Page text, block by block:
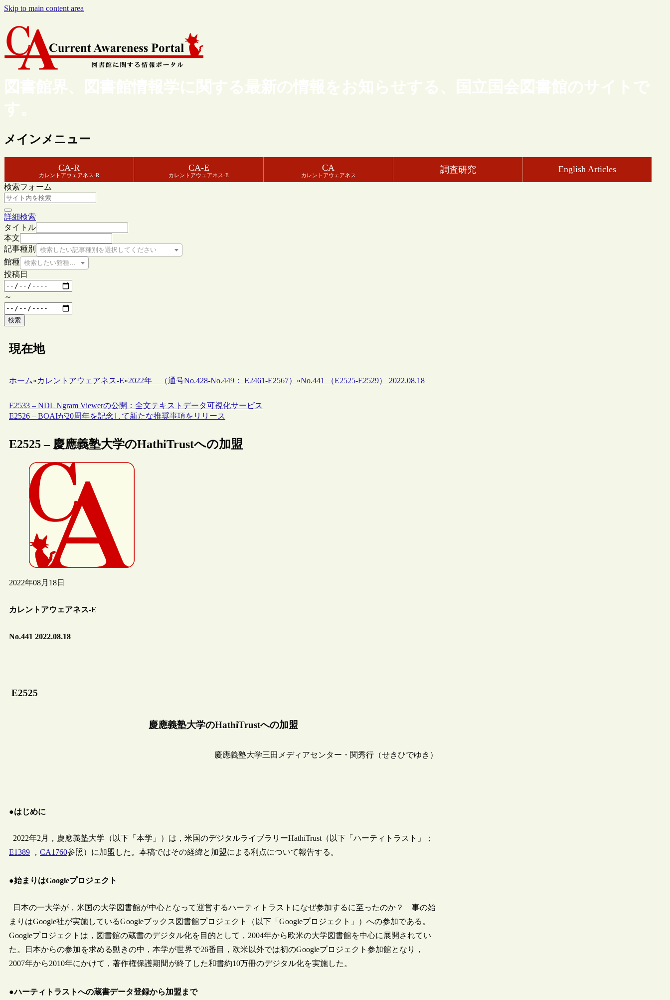
Skip to main content area
図書館界、図書館情報学に関する最新の情報をお知らせする、国立国会図書館のサイトで
す。
メインメニュー
CA-R
カレントアウェアネス-R
CA-E
カレントアウェアネス-E
CA
カレントアウェアネス
調査研究 English Articles
検索フォーム
詳細検索
タイトル
本文
記事種別
検索したい記事種別を選択してください
館種 検索したい館種を選択してください
投稿日
～
検索
現在地
ホーム»カレントアウェアネス-E»2022年 （通号No.428-No.449： E2461-E2567） »No.441 （E2525-E2529） 2022.08.18
E2533 – NDL Ngram Viewerの公開：全文テキストデータ可視化サービス
E2526 – BOAIが20周年を記念して新たな推奨事項をリリース
E2525 – 慶應義塾大学のHathiTrustへの加盟
2022年08月18日
カレントアウェアネス-E
No.441 2022.08.18
E2525
慶應義塾大学のHathiTrustへの加盟
慶應義塾大学三田メディアセンター・関秀行（せきひでゆき）
●はじめに
2022年2月，慶應義塾大学（以下「本学」）は，米国のデジタルライブラリーHathiTrust（以下「ハーティトラスト」；
E1389 ， CA1760参照）に加盟した。本稿ではその経緯と加盟による利点について報告する。
●始まりはGoogleプロジェクト
日本の一大学が，米国の大学図書館が中心となって運営するハーティトラストになぜ参加するに至ったのか？ 事の始
まりはGoogle社が実施しているGoogleブックス図書館プロジェクト（以下「Googleプロジェクト」）への参加である。
Googleプロジェクトは，図書館の蔵書のデジタル化を目的として，2004年から欧米の大学図書館を中心に展開されてい
た。日本からの参加を求める動きの中，本学が世界で26番目，欧米以外では初のGoogleプロジェクト参加館となり，
2007年から2010年にかけて，著作権保護期間が終了した和書約10万冊のデジタル化を実施した。
●ハーティトラストへの蔵書データ登録から加盟まで